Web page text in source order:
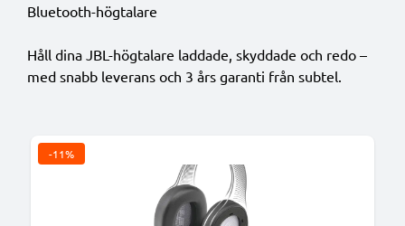
Bluetooth-högtalare
Håll dina JBL-högtalare laddade, skyddade och redo –
med snabb leverans och 3 års garanti från subtel.
-11%